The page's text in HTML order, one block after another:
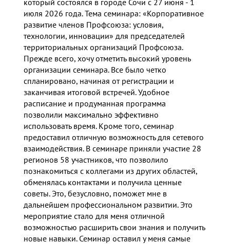
который состоялся в городе Сочи с 27 июня - 1
июля 2026 года. Тема семинара: «Корпоративное
развитие членов Профсоюза: условия,
технологии, инновации» для председателей
территориальных организаций Профсоюза.
Прежде всего, хочу отметить высокий уровень
организации семинара. Все было четко
спланировано, начиная от регистрации и
заканчивая итоговой встречей. Удобное
расписание и продуманная программа
позволили максимально эффективно
использовать время. Кроме того, семинар
предоставил отличную возможность для сетевого
взаимодействия. В семинаре приняли участие 28
регионов 58 участников, что позволило
познакомиться с коллегами из других областей,
обменялась контактами и получила ценные
советы. Это, безусловно, поможет мне в
дальнейшем профессиональном развитии. Это
мероприятие стало для меня отличной
возможностью расширить свои знания и получить
новые навыки. Семинар оставил у меня самые